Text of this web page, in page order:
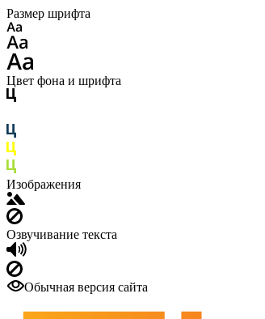
Размер шрифта
Цвет фона и шрифта
Изображения
Озвучивание текста
Обычная версия сайта